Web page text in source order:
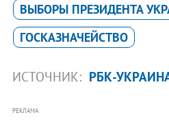
ВЫБОРЫ ПРЕЗИДЕНТА
ГОСКАЗНАЧЕЙСТВО
ИСТОЧНИК: РБК-
РЕКЛАМА